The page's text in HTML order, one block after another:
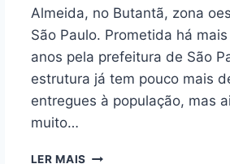
Almeida, no Butantã, zona
São Paulo. Prometida há
anos pela prefeitura de São
estrutura já tem pouco mais
entregues à população, mas
muito…
LER MAIS DANIEL